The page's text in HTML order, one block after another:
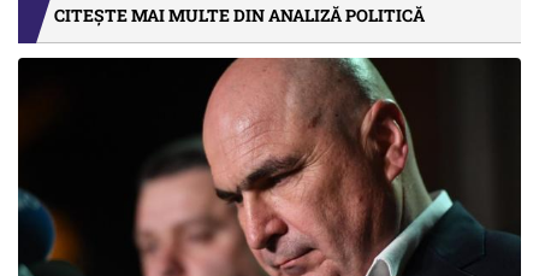
CITEȘTE MAI MULTE DIN ANALIZĂ POLITICĂ